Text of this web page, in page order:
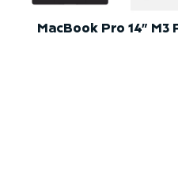
MacBook Pro 14" M3